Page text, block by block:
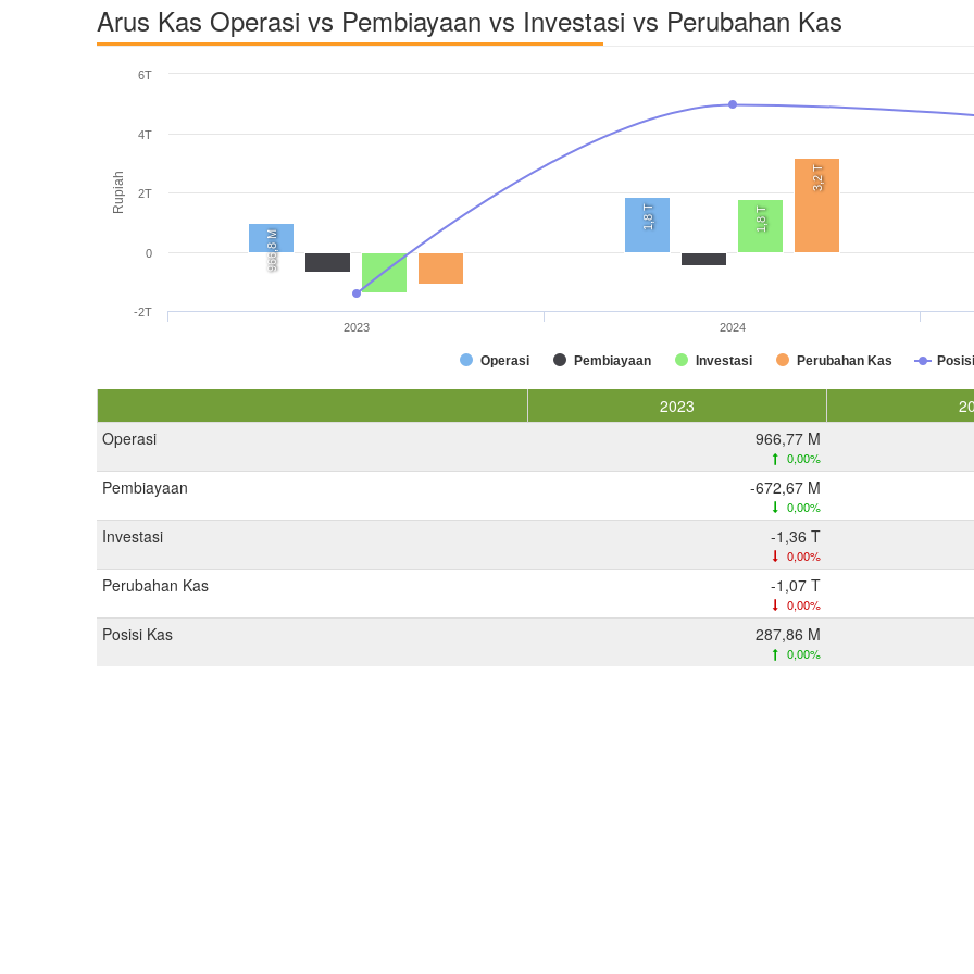
Arus Kas Operasi vs Pembiayaan vs Investasi vs Perubahan Kas
Rupiah
966,8 M
1,8 T 1,8 T
3,2 T
Operasi Pembiayaan Investasi Perubahan Kas
2023 2024
-2T
0
2T
4T
6T
2023
Operasi
966,77 M
0,00%
Pembiayaan -672,67 M
0,00%
Investasi -1,36 T
0,00%
Perubahan Kas -1,07 T
0,00%
Posisi Kas 287,86 M
0,00%